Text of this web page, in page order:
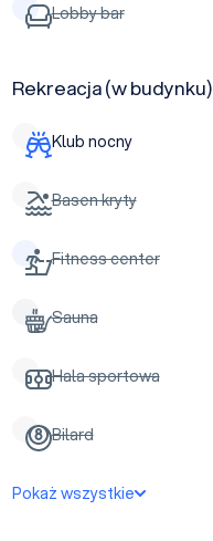
Lobby bar
Rekreacja (w budynku)
Klub nocny
Basen kryty
Fitness center
Sauna
Hala sportowa
Bilard
Pokaż wszystkie